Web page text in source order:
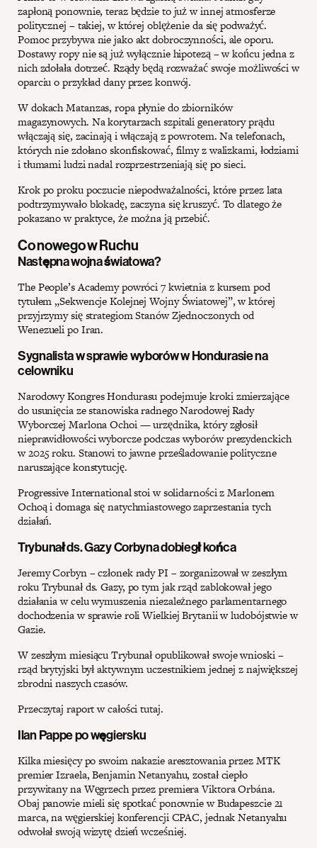
zapłoną ponownie, teraz będzie to już w innej atmosferze
politycznej – takiej, w której oblężenie da się podważyć.
Pomoc przybywa nie jako akt dobroczynności, ale oporu.
Dostawy ropy nie są już wyłącznie hipotezą – w końcu jedna z
nich zdołała dotrzeć. Rządy będą rozważać swoje możliwości w
oparciu o przykład dany przez konwój.
W dokach Matanzas, ropa płynie do zbiorników
magazynowych. Na korytarzach szpitali generatory prądu
włączają się, zacinają i włączają z powrotem. Na telefonach,
których nie zdołano skonfiskować, filmy z walizkami, łodziami
i tłumami ludzi nadal rozprzestrzeniają się po sieci.
Krok po proku poczucie niepodważalności, które przez lata
podtrzymywało blokadę, zaczyna się kruszyć. To dlatego że
pokazano w praktyce, że można ją przebić.
Co nowego w Ruchu
Następna wojna światowa?
The People’s Academy powróci 7 kwietnia z kursem pod
tytułem „Sekwencje Kolejnej Wojny Światowej”, w której
przyjrzymy się strategiom Stanów Zjednoczonych od
Wenezueli po Iran.
Sygnalista w sprawie wyborów w Hondurasie na
celowniku
Narodowy Kongres Hondurasu podejmuje kroki zmierzające
do usunięcia ze stanowiska radnego Narodowej Rady
Wyborczej Marlona Ochoi — urzędnika, który zgłosił
nieprawidłowości wyborcze podczas wyborów prezydenckich
w 2025 roku. Stanowi to jawne prześladowanie polityczne
naruszające konstytucję.
Progressive International stoi w solidarności z Marlonem
Ochoą i domaga się natychmiastowego zaprzestania tych
działań.
Trybunał ds. Gazy Corbyna dobiegł końca
Jeremy Corbyn – członek rady PI – zorganizował w zeszłym
roku Trybunał ds. Gazy, po tym jak rząd zablokował jego
działania w celu wymuszenia niezależnego parlamentarnego
dochodzenia w sprawie roli Wielkiej Brytanii w ludobójstwie w
Gazie.
W zeszłym miesiącu Trybunał opublikował swoje wnioski –
rząd brytyjski był aktywnym uczestnikiem jednej z największej
zbrodni naszych czasów.
Przeczytaj raport w całości tutaj.
Ilan Pappe po węgiersku
Kilka miesięcy po swoim nakazie aresztowania przez MTK
premier Izraela, Benjamin Netanyahu, został ciepło
przywitany na Węgrzech przez premiera Viktora Orbána.
Obaj panowie mieli się spotkać ponownie w Budapeszcie 21
marca, na węgierskiej konferencji CPAC, jednak Netanyahu
odwołał swoją wizytę dzień wcześniej.